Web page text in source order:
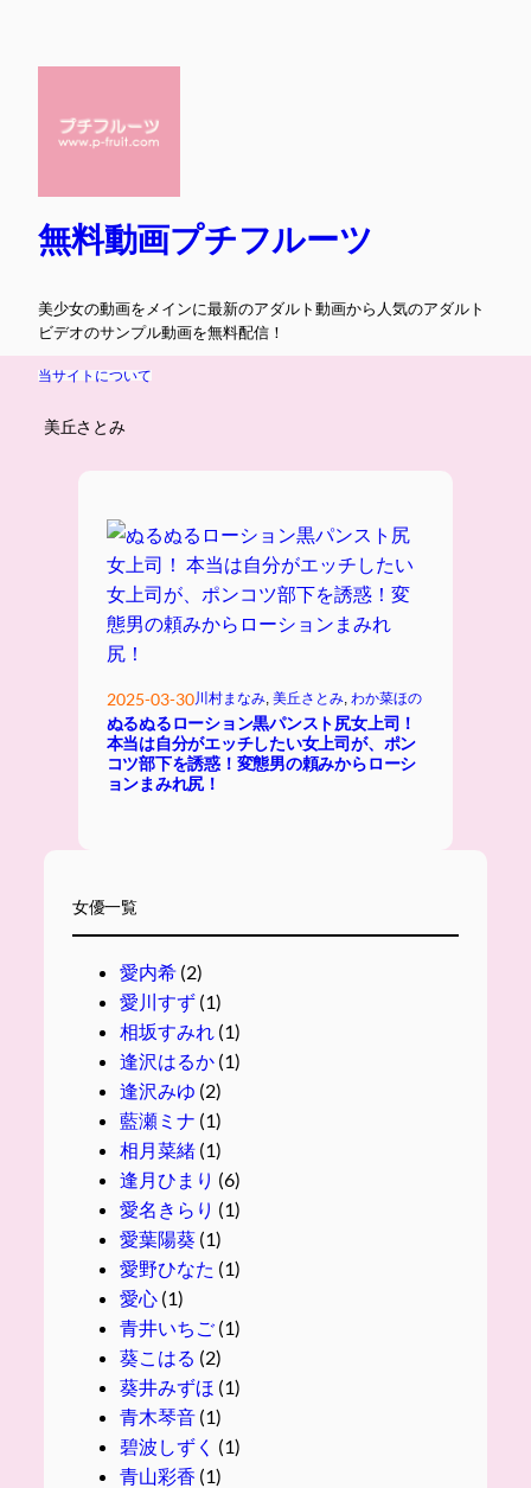
無料動画プチフルーツ
美少女の動画をメインに最新のアダルト動画から人気のアダルト
ビデオのサンプル動画を無料配信！
当サイトについて
美丘さとみ
2025-03-30川村まなみ, 美丘さとみ, わか菜ほの
ぬるぬるローション黒パンスト尻女上司！
本当は自分がエッチしたい女上司が、ポン
コツ部下を誘惑！変態男の頼みからローシ
ョンまみれ尻！
女優一覧
愛内希(2)
愛川すず(1)
相坂すみれ (1)
逢沢はるか(1)
逢沢みゆ (2)
藍瀬ミナ (1)
相月菜緒(1)
逢月ひまり (6)
愛名きらり (1)
愛葉陽葵(1)
愛野ひなた (1)
愛心(1)
青井いちご(1)
葵こはる (2)
葵井みずほ (1)
青木琴音(1)
碧波しずく (1)
青山彩香 (1)